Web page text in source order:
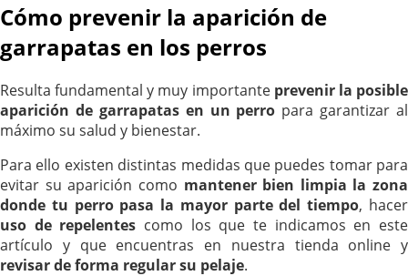
Cómo prevenir la aparición de
garrapatas en los perros
Resulta fundamental y muy importante prevenir la posible
aparición de garrapatas en un perro para garantizar al
máximo su salud y bienestar.
Para ello existen distintas medidas que puedes tomar para
evitar su aparición como mantener bien limpia la zona
donde tu perro pasa la mayor parte del tiempo, hacer
uso de repelentes como los que te indicamos en este
artículo y que encuentras en nuestra tienda online y
revisar de forma regular su pelaje.